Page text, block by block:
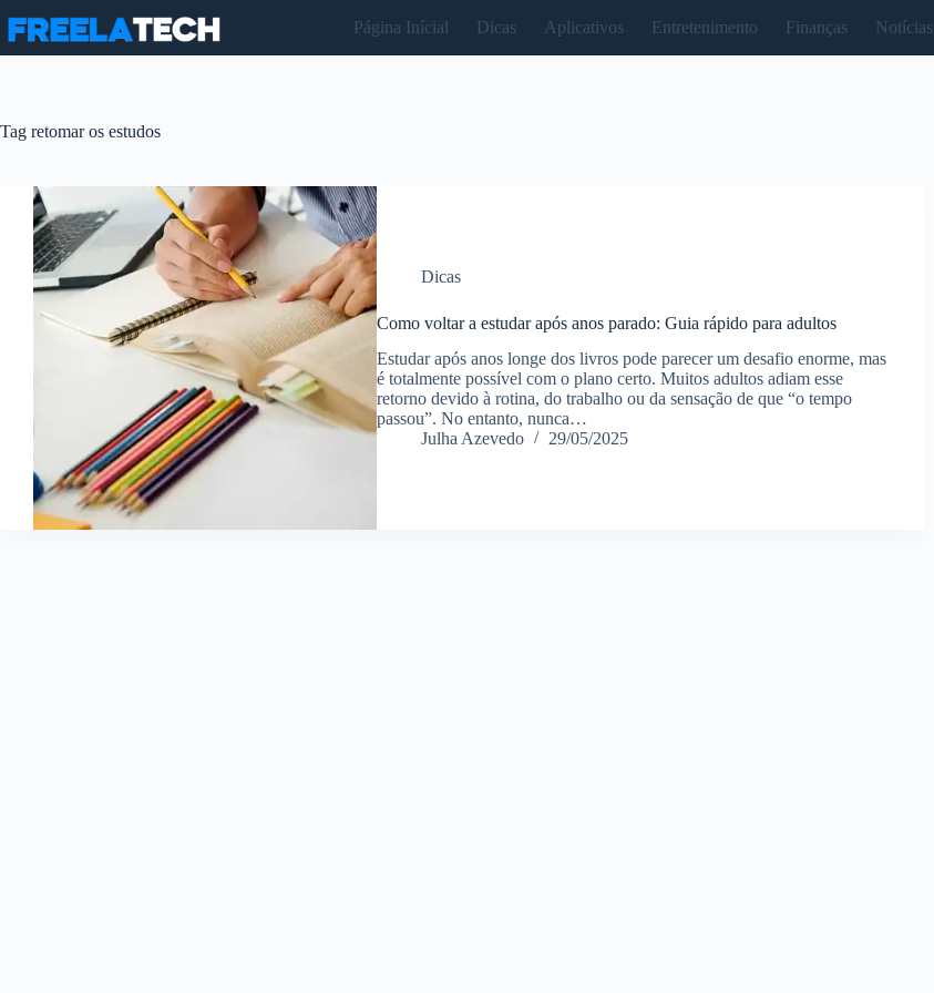
para
Página Inícial Dicas Aplicativos Entretenimento Finanças Notícias
Tag retomar os estudos
Dicas
Como voltar a estudar após anos parado: Guia rápido para adultos
Estudar após anos longe dos livros pode parecer um desafio enorme, mas
é totalmente possível com o plano certo. Muitos adultos adiam esse
retorno devido à rotina, do trabalho ou da sensação de que “o tempo
passou”. No entanto, nunca…
Julha Azevedo
29/05/2025